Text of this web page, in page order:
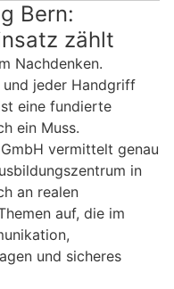
Bern:
zählt
Nachdenken.
und jeder Handgriff
eine fundierte
ein Muss.
vermittelt genau
in
an realen
auf, die im
und sicheres